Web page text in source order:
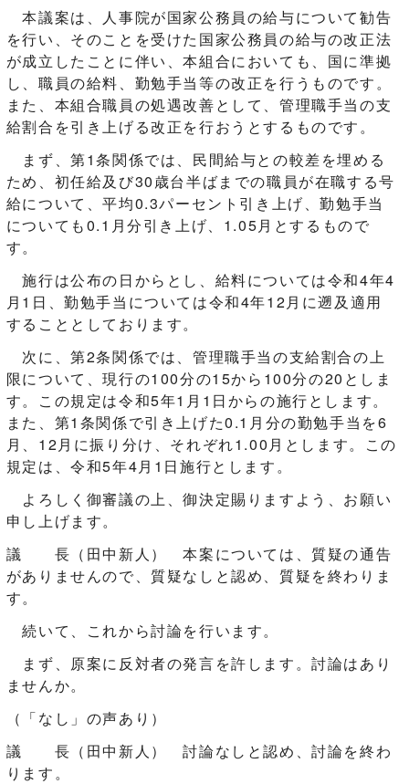
本議案は、人事院が国家公務員の給与について勧告
を行い、そのことを受けた国家公務員の給与の改正法
が成立したことに伴い、本組合においても、国に準拠
し、職員の給料、勤勉手当等の改正を行うものです。
また、本組合職員の処遇改善として、管理職手当の支
給割合を引き上げる改正を行おうとするものです。
まず、第1条関係では、民間給与との較差を埋める
ため、初任給及び30歳台半ばまでの職員が在職する号
給について、平均0.3パーセント引き上げ、勤勉手当
についても0.1月分引き上げ、1.05月とするもので
す。
施行は公布の日からとし、給料については令和4年4
月1日、勤勉手当については令和4年12月に遡及適用
することとしております。
次に、第2条関係では、管理職手当の支給割合の上
限について、現行の100分の15から100分の20としま
す。この規定は令和5年1月1日からの施行とします。
また、第1条関係で引き上げた0.1月分の勤勉手当を6
月、12月に振り分け、それぞれ1.00月とします。この
規定は、令和5年4月1日施行とします。
よろしく御審議の上、御決定賜りますよう、お願い
申し上げます。
議 長（田中新人） 本案については、質疑の通告
がありませんので、質疑なしと認め、質疑を終わりま
す。
続いて、これから討論を行います。
まず、原案に反対者の発言を許します。討論はあり
ませんか。
（「なし」の声あり）
議 長（田中新人） 討論なしと認め、討論を終わ
ります。